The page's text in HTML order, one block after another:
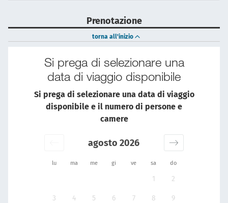
Prenotazione
torna all'inizio
Si prega di selezionare una
data di viaggio disponibile
Si prega di selezionare una data di viaggio
disponibile e il numero di persone e
camere
lu ma me gi ve sa do
agosto 2026
1 2
3 4 5 6 7 8 9